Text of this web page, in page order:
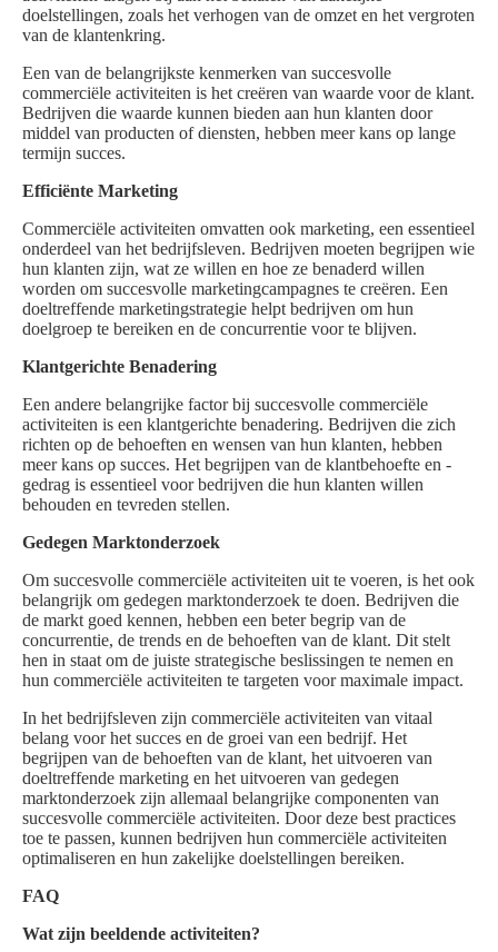
doelstellingen, zoals het verhogen van de omzet en het vergroten
van de klantenkring.
Een van de belangrijkste kenmerken van succesvolle
commerciële activiteiten is het creëren van waarde voor de klant.
Bedrijven die waarde kunnen bieden aan hun klanten door
middel van producten of diensten, hebben meer kans op lange
termijn succes.
Efficiënte Marketing
Commerciële activiteiten omvatten ook marketing, een essentieel
onderdeel van het bedrijfsleven. Bedrijven moeten begrijpen wie
hun klanten zijn, wat ze willen en hoe ze benaderd willen
worden om succesvolle marketingcampagnes te creëren. Een
doeltreffende marketingstrategie helpt bedrijven om hun
doelgroep te bereiken en de concurrentie voor te blijven.
Klantgerichte Benadering
Een andere belangrijke factor bij succesvolle commerciële
activiteiten is een klantgerichte benadering. Bedrijven die zich
richten op de behoeften en wensen van hun klanten, hebben
meer kans op succes. Het begrijpen van de klantbehoefte en -
gedrag is essentieel voor bedrijven die hun klanten willen
behouden en tevreden stellen.
Gedegen Marktonderzoek
Om succesvolle commerciële activiteiten uit te voeren, is het ook
belangrijk om gedegen marktonderzoek te doen. Bedrijven die
de markt goed kennen, hebben een beter begrip van de
concurrentie, de trends en de behoeften van de klant. Dit stelt
hen in staat om de juiste strategische beslissingen te nemen en
hun commerciële activiteiten te targeten voor maximale impact.
In het bedrijfsleven zijn commerciële activiteiten van vitaal
belang voor het succes en de groei van een bedrijf. Het
begrijpen van de behoeften van de klant, het uitvoeren van
doeltreffende marketing en het uitvoeren van gedegen
marktonderzoek zijn allemaal belangrijke componenten van
succesvolle commerciële activiteiten. Door deze best practices
toe te passen, kunnen bedrijven hun commerciële activiteiten
optimaliseren en hun zakelijke doelstellingen bereiken.
FAQ
Wat zijn beeldende activiteiten?